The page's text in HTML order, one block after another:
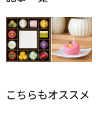
こちらもオススメ